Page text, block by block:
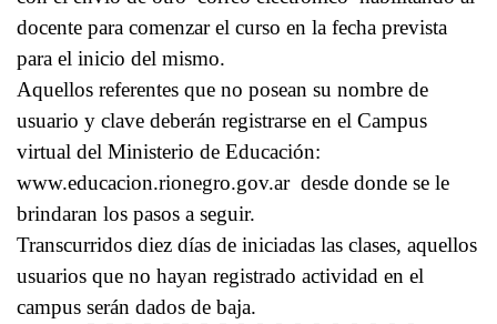
docente para comenzar el curso en la fecha prevista
para el inicio del mismo.
Aquellos referentes que no posean su nombre de
usuario y clave deberán registrarse en el Campus
virtual del Ministerio de Educación:
www.educacion.rionegro.gov.ar desde donde se le
brindaran los pasos a seguir.
Transcurridos diez días de iniciadas las clases, aquellos
usuarios que no hayan registrado actividad en el
campus serán dados de baja.